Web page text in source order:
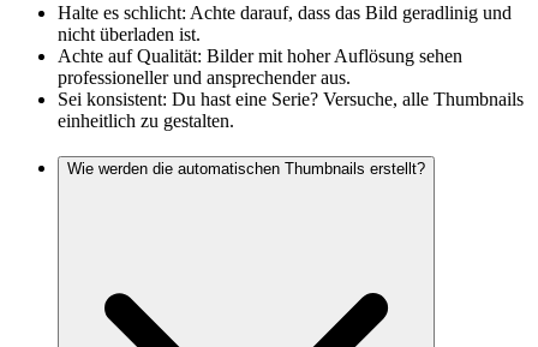
Halte es schlicht: Achte darauf, dass das Bild geradlinig und
nicht überladen ist.
Achte auf Qualität: Bilder mit hoher Auflösung sehen
professioneller und ansprechender aus.
Sei konsistent: Du hast eine Serie? Versuche, alle Thumbnails
einheitlich zu gestalten.
Wie werden die automatischen Thumbnails erstellt?